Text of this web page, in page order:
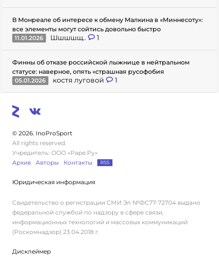
В Монреале об интересе к обмену Малкина в «Миннесоту»:
все элементы могут сойтись довольно быстро
11.01.2026
Шшшшщ.. 1
Финны об отказе российской лыжнице в нейтральном
статусе: наверное, опять «страшная русофобия
05.01.2026
костя луговой 1
© 2026. InoProSport
All rights reserved.
Учредитель: ООО «Раре.Ру»
Архив
Авторы Контакты RSS
Юридическая информация
Свидетельство о регистрации СМИ Эл №ФС77-72704 выдано
федеральной службой по надзору в сфере связи,
информационных технологий и массовых коммуникаций
(Роскомнадзор) 23.04.2018 г.
Дисклеймер